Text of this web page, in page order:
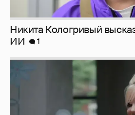
Никита Кологривый
ИИ
1